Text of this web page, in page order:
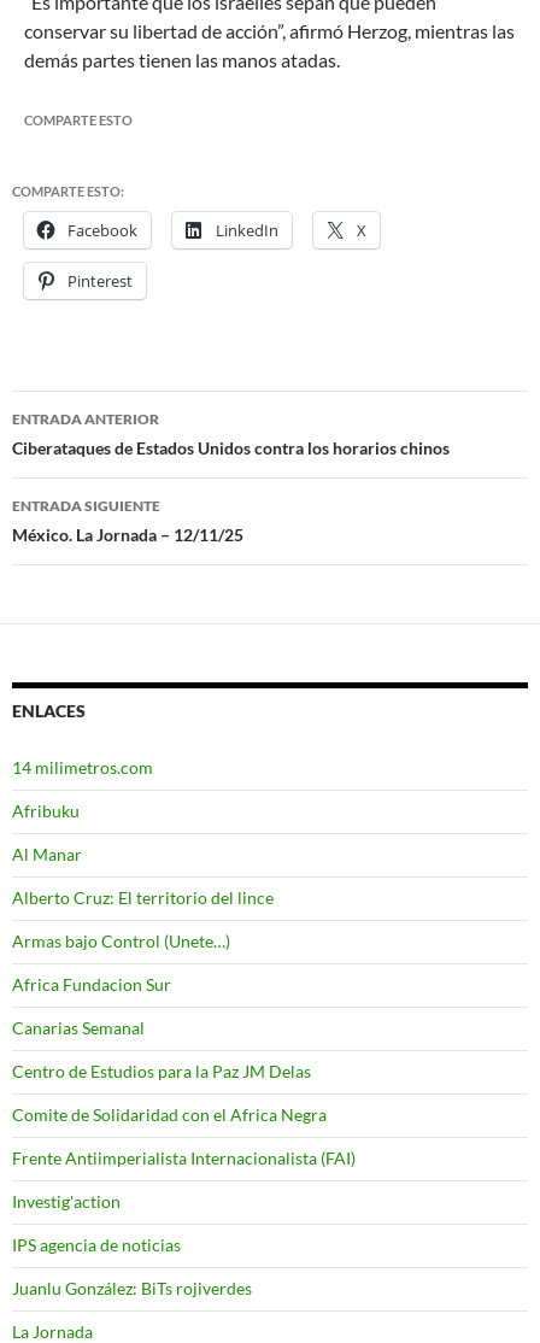
conservar su libertad de acción”, afirmó Herzog, mientras las
demás partes tienen las manos atadas.
COMPARTE ESTO
COMPARTE ESTO:
Facebook LinkedIn X
Pinterest
Navegación
de
entradas
ENTRADA ANTERIOR
Ciberataques de Estados Unidos contra los horarios chinos
ENTRADA SIGUIENTE
México. La Jornada – 12/11/25
ENLACES
14 milimetros.com
Afribuku
Al Manar
Alberto Cruz: El territorio del lince
Armas bajo Control (Unete…)
Africa Fundacion Sur
Canarias Semanal
Centro de Estudios para la Paz JM Delas
Comite de Solidaridad con el Africa Negra
Frente Antiimperialista Internacionalista (FAI)
Investig'action
IPS agencia de noticias
Juanlu González: BiTs rojiverdes
La Jornada